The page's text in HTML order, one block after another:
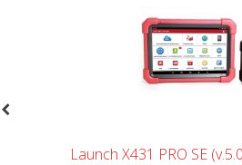
Launch X431 PRO SE